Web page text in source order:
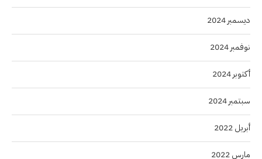
ديسمبر 2024
نوفمبر 2024
أكتوبر 2024
سبتمبر 2024
أبريل 2022
مارس 2022